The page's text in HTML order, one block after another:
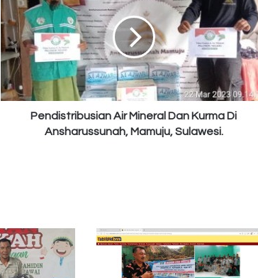
Mineral
Dan
Kurma
Di
Ansharussunah,
Mamuju,
Sulawesi.
Pendistribusian Air Mineral Dan Kurma Di
Ansharussunah, Mamuju, Sulawesi.